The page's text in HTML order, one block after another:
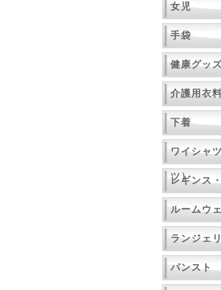
女児
手袋
健康グッ
介護用衣料
下着
ワイシャ
ツ）
レギンス
ルームウ
ランジェ
パンスト